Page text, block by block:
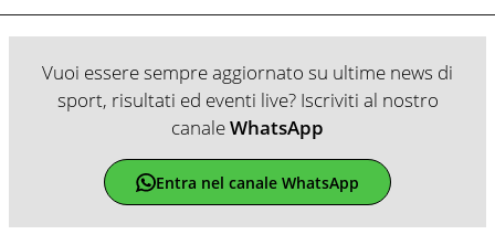
Vuoi essere sempre aggiornato su ultime news di
sport, risultati ed eventi live? Iscriviti al nostro
canaleWhatsApp
Entra nel canale WhatsApp